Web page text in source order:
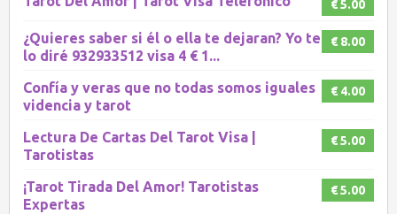
€ 5.00
€ 8.00
¿Quieres saber si él o ella te dejaran? Yo te
lo diré 932933512 visa 4 € 1...
€ 4.00
Confía y veras que no todas somos iguales
videncia y tarot
€ 5.00
Lectura De Cartas Del Tarot Visa |
Tarotistas
€ 5.00
¡Tarot Tirada Del Amor! Tarotistas
Expertas